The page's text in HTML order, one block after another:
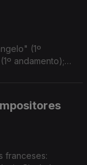
(1º
andamento);
franceses: